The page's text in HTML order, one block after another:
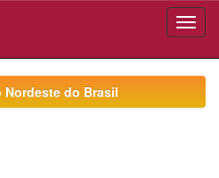
Nordeste do Brasil